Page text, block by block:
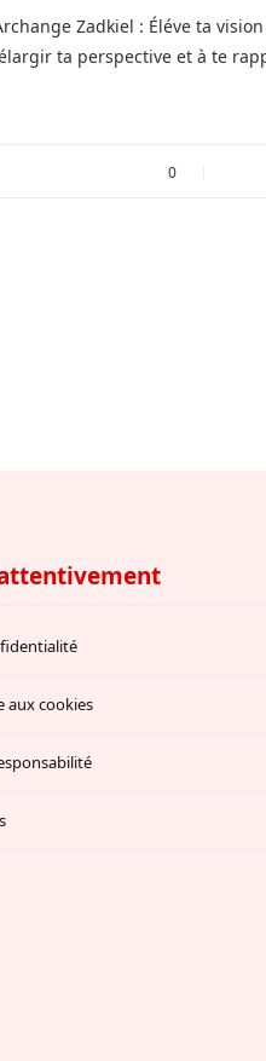
Zadkiel : Éléve ta
ta perspective et à te
0
aux cookies